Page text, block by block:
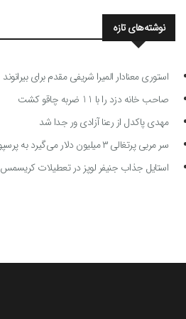
نوشته‌های تازه
استوری معنادار المیرا شریفی مقدم برای بیرانوند
صاحب خانه دزد را با 11 ضربه چاقو کشت
مهدی پاکدل از رعنا آزادی ور جدا شد
سر مربی پرتغالی ۳ میلیون دلار می‌گیرد به پرسپولیس می‌آید
استایل جذاب جنیفر لوپز در تعطیلات کریسمس